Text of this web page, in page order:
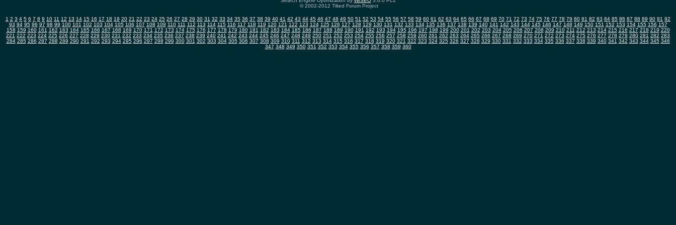
© 2002-2012 Tilted Forum Project
1 2 3 4 5 6 7 8 9 10 11 12 13 14 15 16 17 18 19 20 21 22 23 24 25 26 27 28 29 30 31 32 33 34 35 36 37 38 39 40 41 42 43 44 45 46 47 48 49 50 51 52 53 54 55 56 57 58 59 60 61 62 63 64 65 66 67 68 69 70 71 72 73 74 75 76 77 78 79 80 81 82 83 84 85 86 87 88 89 90 91 92
93 94 95 96 97 98 99 100 101 102 103 104 105 106 107 108 109 110 111 112 113 114 115 116 117 118 119 120 121 122 123 124 125 126 127 128 129 130 131 132 133 134 135 136 137 138 139 140 141 142 143 144 145 146 147 148 149 150 151 152 153 154 155 156 157
158 159 160 161 162 163 164 165 166 167 168 169 170 171 172 173 174 175 176 177 178 179 180 181 182 183 184 185 186 187 188 189 190 191 192 193 194 195 196 197 198 199 200 201 202 203 204 205 206 207 208 209 210 211 212 213 214 215 216 217 218 219 220
221 222 223 224 225 226 227 228 229 230 231 232 233 234 235 236 237 238 239 240 241 242 243 244 245 246 247 248 249 250 251 252 253 254 255 256 257 258 259 260 261 262 263 264 265 266 267 268 269 270 271 272 273 274 275 276 277 278 279 280 281 282 283
284 285 286 287 288 289 290 291 292 293 294 295 296 297 298 299 300 301 302 303 304 305 306 307 308 309 310 311 312 313 314 315 316 317 318 319 320 321 322 323 324 325 326 327 328 329 330 331 332 333 334 335 336 337 338 339 340 341 342 343 344 345 346
347 348 349 350 351 352 353 354 355 356 357 358 359 360